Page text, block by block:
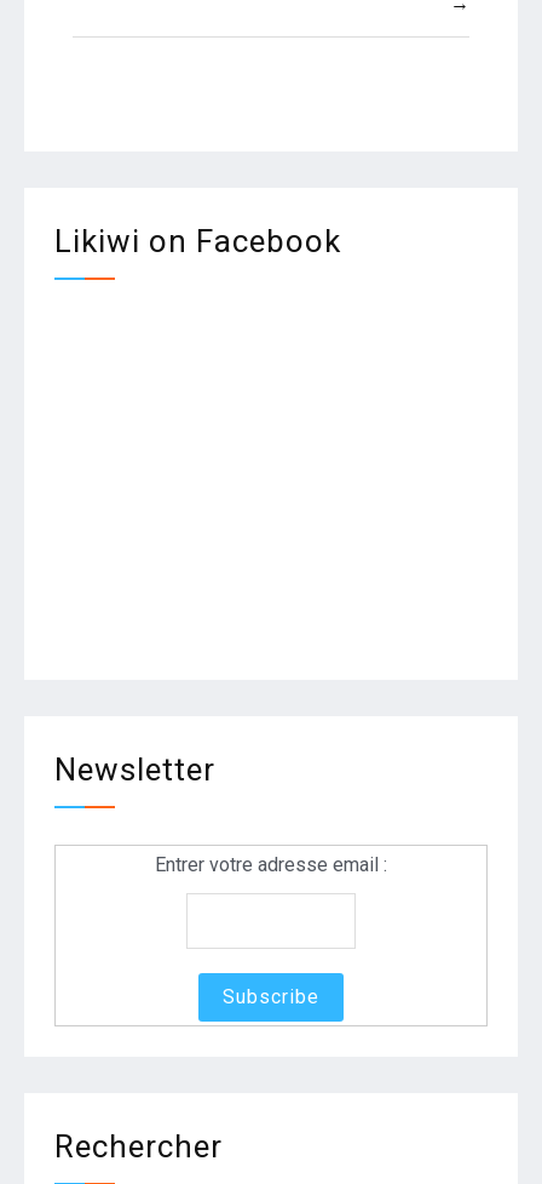
Likiwi on Facebook
Newsletter
Entrer votre adresse email :
Rechercher